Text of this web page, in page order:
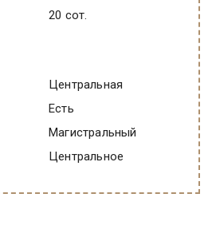
20 сот.
Центральная
есть
Магистральный
Центральное